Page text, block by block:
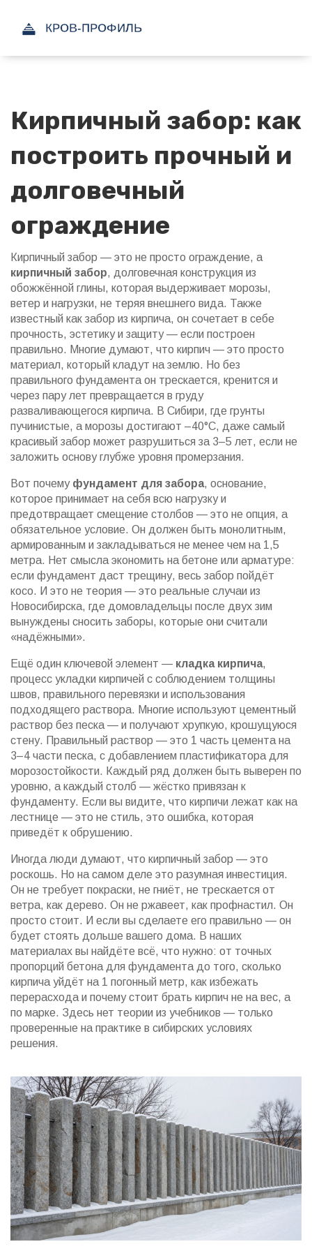
Кирпичный забор: как
построить прочный и
долговечный
ограждение
Кирпичный забор — это не просто ограждение, а
кирпичный забор, долговечная конструкция из
обожжённой глины, которая выдерживает морозы,
ветер и нагрузки, не теряя внешнего вида. Также
известный как забор из кирпича, он сочетает в себе
прочность, эстетику и защиту — если построен
правильно. Многие думают, что кирпич — это просто
материал, который кладут на землю. Но без
правильного фундамента он трескается, кренится и
через пару лет превращается в груду
разваливающегося кирпича. В Сибири, где грунты
пучинистые, а морозы достигают –40°C, даже самый
красивый забор может разрушиться за 3–5 лет, если не
заложить основу глубже уровня промерзания.
Вот почему фундамент для забора, основание,
которое принимает на себя всю нагрузку и
предотвращает смещение столбов — это не опция, а
обязательное условие. Он должен быть монолитным,
армированным и закладываться не менее чем на 1,5
метра. Нет смысла экономить на бетоне или арматуре:
если фундамент даст трещину, весь забор пойдёт
косо. И это не теория — это реальные случаи из
Новосибирска, где домовладельцы после двух зим
вынуждены сносить заборы, которые они считали
«надёжными».
Ещё один ключевой элемент — кладка кирпича,
процесс укладки кирпичей с соблюдением толщины
швов, правильного перевязки и использования
подходящего раствора. Многие используют цементный
раствор без песка — и получают хрупкую, крошущуюся
стену. Правильный раствор — это 1 часть цемента на
3–4 части песка, с добавлением пластификатора для
морозостойкости. Каждый ряд должен быть выверен по
уровню, а каждый столб — жёстко привязан к
фундаменту. Если вы видите, что кирпичи лежат как на
лестнице — это не стиль, это ошибка, которая
приведёт к обрушению.
Иногда люди думают, что кирпичный забор — это
роскошь. Но на самом деле это разумная инвестиция.
Он не требует покраски, не гниёт, не трескается от
ветра, как дерево. Он не ржавеет, как профнастил. Он
просто стоит. И если вы сделаете его правильно — он
будет стоять дольше вашего дома. В наших
материалах вы найдёте всё, что нужно: от точных
пропорций бетона для фундамента до того, сколько
кирпича уйдёт на 1 погонный метр, как избежать
перерасхода и почему стоит брать кирпич не на вес, а
по марке. Здесь нет теории из учебников — только
проверенные на практике в сибирских условиях
решения.